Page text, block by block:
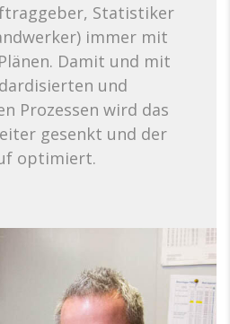
Statistiker
immer mit
Damit und mit
und
Prozessen wird das
gesenkt und der
optimiert.